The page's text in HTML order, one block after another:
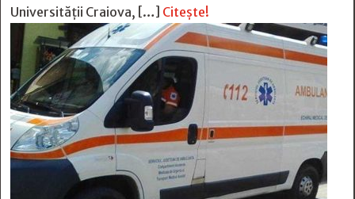
Universității Craiova, […] Citește!